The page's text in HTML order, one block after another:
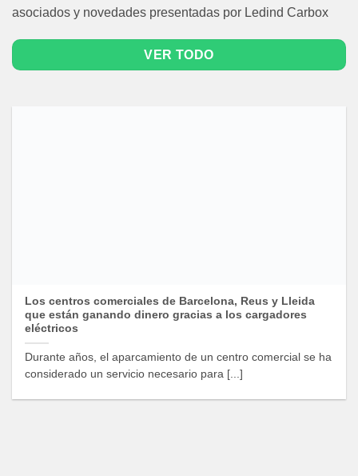
asociados y novedades presentadas por Ledind Carbox
VER TODO
Los centros comerciales de Barcelona, Reus y Lleida
que están ganando dinero gracias a los cargadores
eléctricos
Durante años, el aparcamiento de un centro comercial se ha
considerado un servicio necesario para [...]